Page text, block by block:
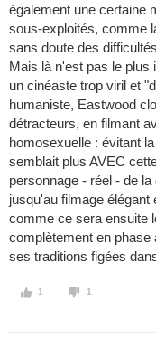
également une certaine
sous-exploités, comme
sans doute des
Mais là n'est pas le plus
un cinéaste trop viril et
humaniste, Eastwood
détracteurs, en filmant
homosexuelle : évitant
semblait plus AVEC
personnage - réel - de
jusqu'au filmage
comme ce sera ensuite
complètement en phase
ses traditions figées
1 1